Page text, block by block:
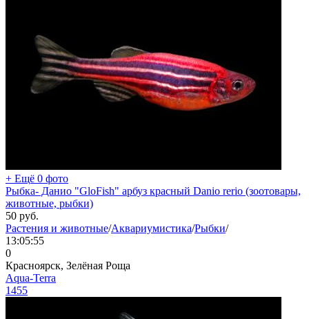
+ Ещё 0 фото
Рыбка- Данио "GloFish" арбуз красный Danio rerio (зоотовары,
животные, рыбки)
50 руб.
Растения и животные/Аквариумистика/Рыбки/
13:05:55
0
Красноярск, Зелёная Роща
Aqua-Terra
1455